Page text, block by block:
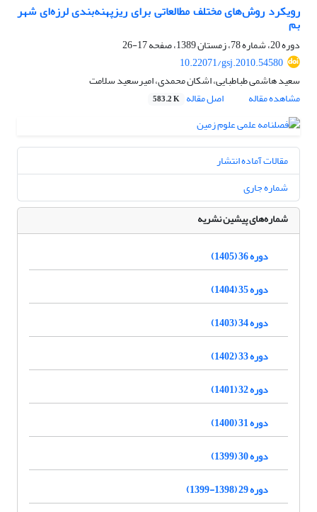
رویکرد روش‌های مختلف مطالعاتی برای ریزپهنه‌‌بندی لرزه‌ای شهر
بم
دوره 20، شماره 78، زمستان 1389، صفحه
17-26
10.22071/gsj.2010.54580
سعید هاشمی طباطبایی، اشکان محمدی، امیرسعید سلامت
مشاهده مقاله
اصل مقاله 583.2 K
مقالات آماده انتشار
شماره جاری
شماره‌های پیشین نشریه
دوره 36 (1405)
دوره 35 (1404)
دوره 34 (1403)
دوره 33 (1402)
دوره 32 (1401)
دوره 31 (1400)
دوره 30 (1399)
دوره 29 (1398-1399)